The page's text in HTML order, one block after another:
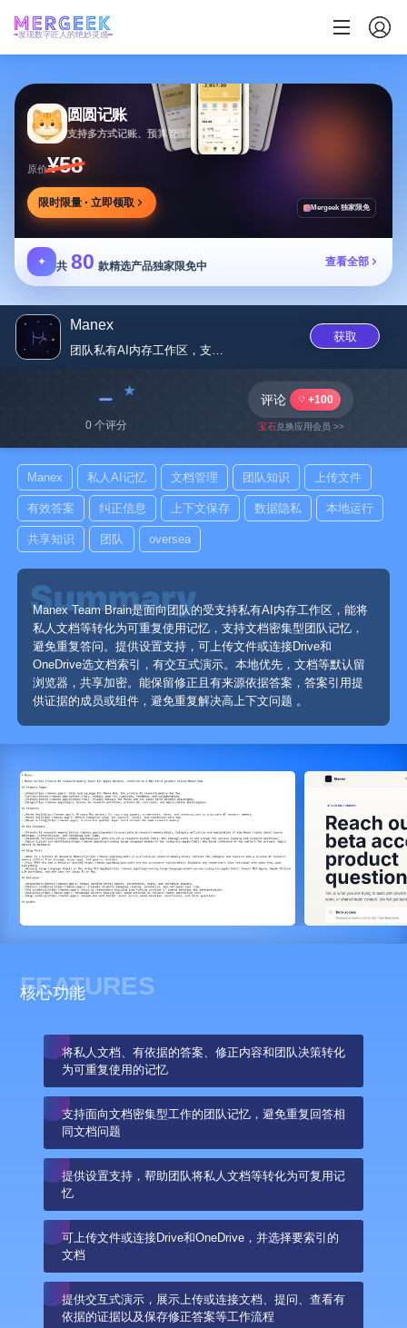
发现数字匠人的绝妙灵感
圆圆记账
支持多方式记账、预算管理及消费复盘，可本地保存
原价¥58
限时限量 · 立即领取 Mergeek 独家限免
✦ 共 80 款精选产品独家限免中 查看全部
Manex
团队私有AI内存工作区，支持文...
获取
﹣
0 个评分
评论 +100
宝石兑换应用会员 >>
Manex 私人AI记忆 文档管理 团队知识 上传文件
有效答案 纠正信息 上下文保存 数据隐私 本地运行
共享知识 团队 oversea
Manex Team Brain是面向团队的受支持私有AI内存工作区，能将
私人文档等转化为可重复使用记忆，支持文档密集型团队记忆，
避免重复答问。提供设置支持，可上传文件或连接Drive和
OneDrive选文档索引，有交互式演示。本地优先，文档等默认留
浏览器，共享加密。能保留修正且有来源依据答案，答案引用提
供证据的成员或组件，避免重复解决高上下文问题 。
FEATURES
核心功能
将私人文档、有依据的答案、修正内容和团队决策转化
为可重复使用的记忆
支持面向文档密集型工作的团队记忆，避免重复回答相
同文档问题
提供设置支持，帮助团队将私人文档等转化为可复用记
忆
可上传文件或连接Drive和OneDrive，并选择要索引的
文档
提供交互式演示，展示上传或连接文档、提问、查看有
依据的证据以及保存修正答案等工作流程